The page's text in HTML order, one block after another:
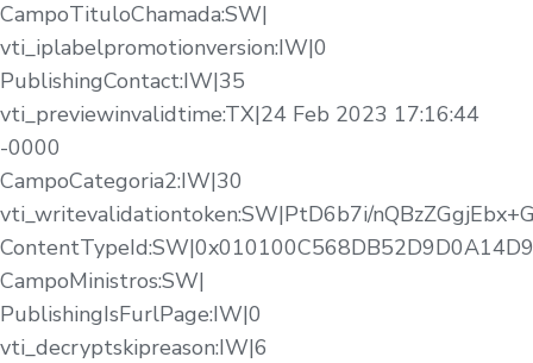
CampoTituloChamada:SW|
vti_iplabelpromotionversion:IW|0
PublishingContact:IW|35
vti_previewinvalidtime:TX|24 Feb 2023 17:16:44
-0000
CampoCategoria2:IW|30
vti_writevalidationtoken:SW|PtD6b7i/
CampoMinistros:SW|
PublishingIsFurlPage:IW|0
vti_decryptskipreason:IW|6